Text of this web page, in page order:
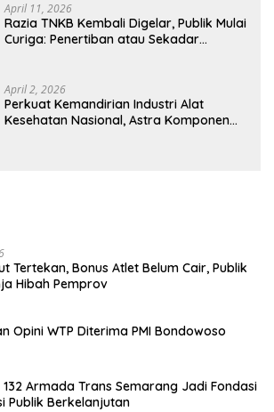
April 11, 2026
Razia TNKB Kembali Digelar, Publik Mulai
Curiga: Penertiban atau Sekadar
April 2, 2026
Perkuat Kemandirian Industri Alat
Kesehatan Nasional, Astra Komponen
Tertekan, Bonus Atlet Belum Cair, Publik
Hibah Pemprov
Opini WTP Diterima PMI Bondowoso
Armada Trans Semarang Jadi Fondasi
Publik Berkelanjutan